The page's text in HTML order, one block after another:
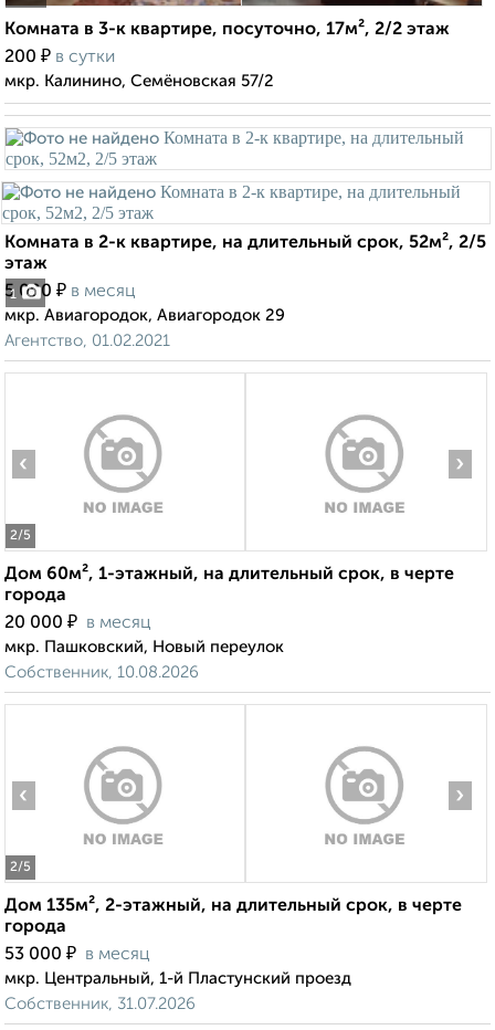
Комната в 3-к квартире, посуточно, 17м², 2/2 этаж
200 ₽ в сутки
мкр. Калинино, Семёновская 57/2
1
Комната в 2-к квартире, на длительный срок, 52м², 2/5
этаж
5 000 ₽ в месяц
мкр. Авиагородок, Авиагородок 29
Агентство, 01.02.2021
2/5
‹ ›
Дом 60м², 1-этажный, на длительный срок, в черте
города
20 000 ₽ в месяц
мкр. Пашковский, Новый переулок
Собственник, 10.08.2026
2/5
‹ ›
Дом 135м², 2-этажный, на длительный срок, в черте
города
53 000 ₽ в месяц
мкр. Центральный, 1-й Пластунский проезд
Собственник, 31.07.2026